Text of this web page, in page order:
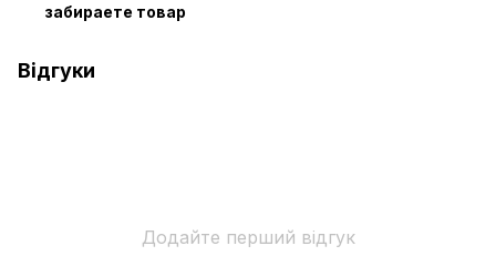
забираете товар
Відгуки
Додайте перший відгук